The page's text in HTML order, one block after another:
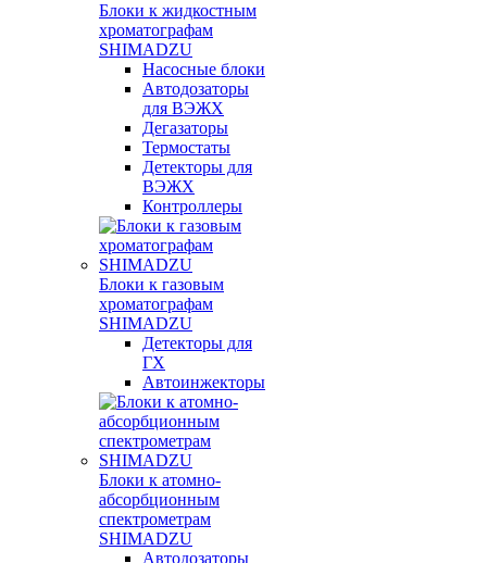
Блоки к жидкостным
хроматографам
SHIMADZU
Насосные блоки
Автодозаторы
для ВЭЖХ
Дегазаторы
Термостаты
Детекторы для
ВЭЖХ
Контроллеры
Блоки к газовым
хроматографам
SHIMADZU
Детекторы для
ГХ
Автоинжекторы
Блоки к атомно-
абсорбционным
спектрометрам
SHIMADZU
Автодозаторы